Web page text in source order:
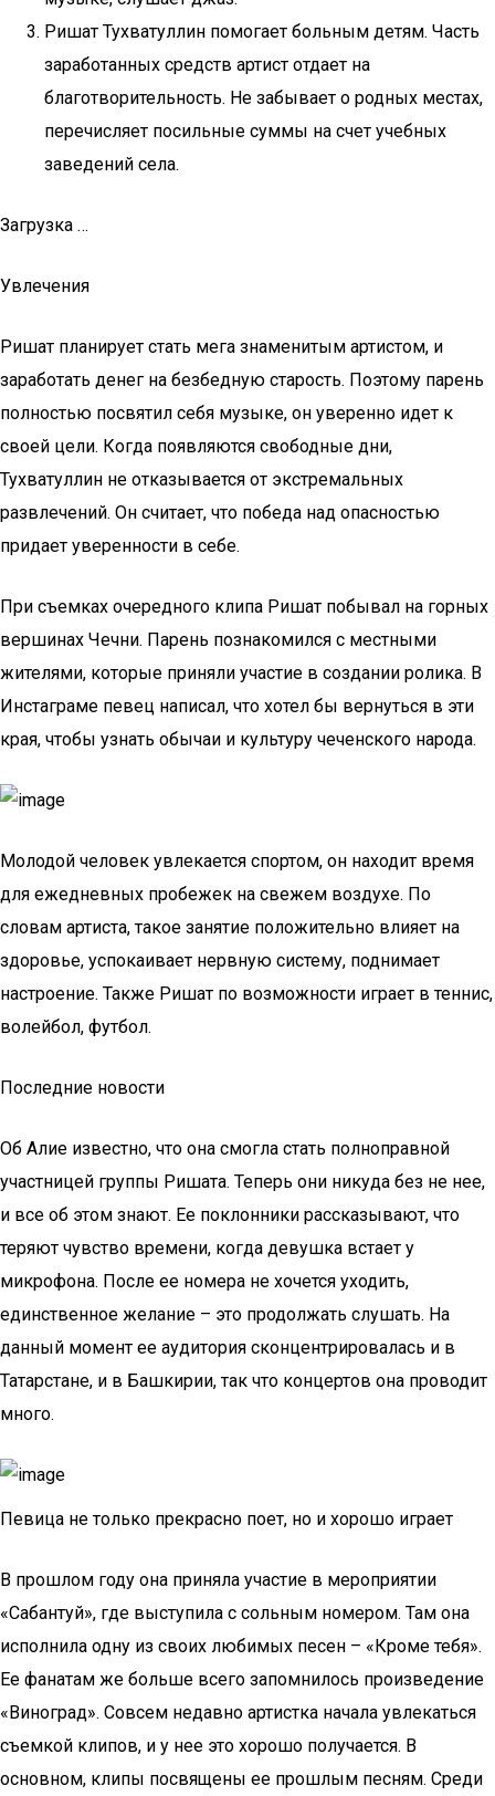
Ришат Тухватуллин помогает больным детям. Часть
заработанных средств артист отдает на
благотворительность. Не забывает о родных местах,
перечисляет посильные суммы на счет учебных
заведений села.
Загрузка …
Увлечения
Ришат планирует стать мега знаменитым артистом, и
заработать денег на безбедную старость. Поэтому парень
полностью посвятил себя музыке, он уверенно идет к
своей цели. Когда появляются свободные дни,
Тухватуллин не отказывается от экстремальных
развлечений. Он считает, что победа над опасностью
придает уверенности в себе.
При съемках очередного клипа Ришат побывал на горных
вершинах Чечни. Парень познакомился с местными
жителями, которые приняли участие в создании ролика. В
Инстаграме певец написал, что хотел бы вернуться в эти
края, чтобы узнать обычаи и культуру чеченского народа.
Молодой человек увлекается спортом, он находит время
для ежедневных пробежек на свежем воздухе. По
словам артиста, такое занятие положительно влияет на
здоровье, успокаивает нервную систему, поднимает
настроение. Также Ришат по возможности играет в теннис,
волейбол, футбол.
Последние новости
Об Алие известно, что она смогла стать полноправной
участницей группы Ришата. Теперь они никуда без не нее,
и все об этом знают. Ее поклонники рассказывают, что
теряют чувство времени, когда девушка встает у
микрофона. После ее номера не хочется уходить,
единственное желание – это продолжать слушать. На
данный момент ее аудитория сконцентрировалась и в
Татарстане, и в Башкирии, так что концертов она проводит
много.
Певица не только прекрасно поет, но и хорошо играет
В прошлом году она приняла участие в мероприятии
«Сабантуй», где выступила с сольным номером. Там она
исполнила одну из своих любимых песен – «Кроме тебя».
Ее фанатам же больше всего запомнилось произведение
«Виноград». Совсем недавно артистка начала увлекаться
съемкой клипов, и у нее это хорошо получается. В
основном, клипы посвящены ее прошлым песням. Среди